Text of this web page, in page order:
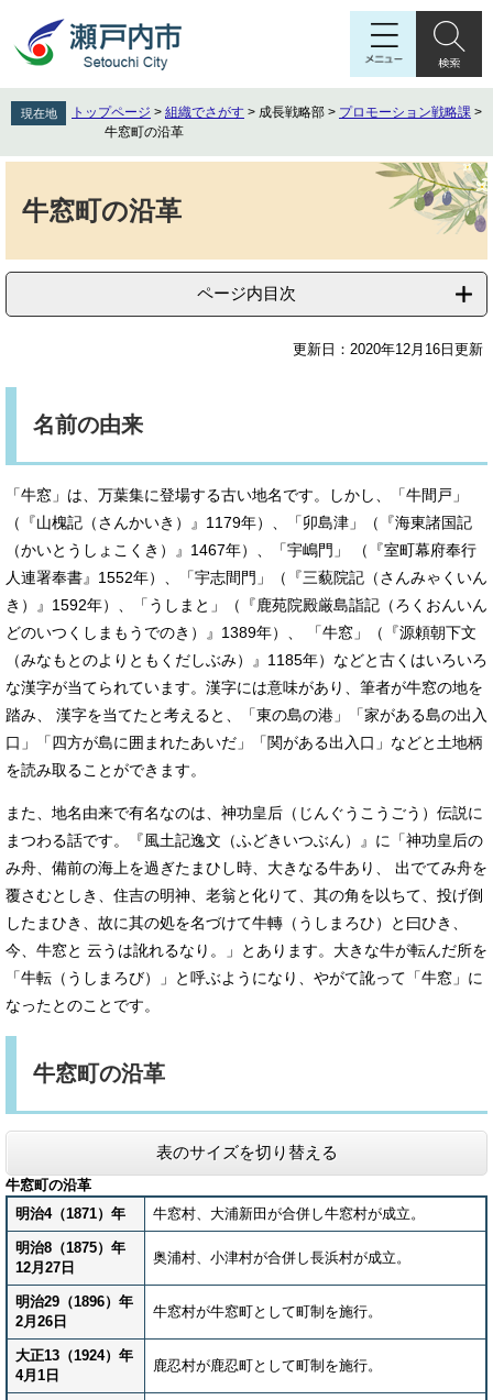
先
頭
を
飛
へ
現在地 トップページ > 組織でさがす > 成長戦略部 > プロモーション戦略課 >
牛窓町の沿革
牛窓町の沿革
ページ内目次
更新日：2020年12月16日更新
名前の由来
「牛窓」は、万葉集に登場する古い地名です。しかし、「牛間戸」
（『山槐記（さんかいき）』1179年）、「卯島津」（『海東諸国記
（かいとうしょこくき）』1467年）、「宇嶋門」 （『室町幕府奉行
人連署奉書』1552年）、「宇志間門」（『三藐院記（さんみゃくいん
き）』1592年）、「うしまと」（『鹿苑院殿厳島詣記（ろくおんいん
どのいつくしまもうでのき）』1389年）、 「牛窓」（『源頼朝下文
（みなもとのよりともくだしぶみ）』1185年）などと古くはいろいろ
な漢字が当てられています。漢字には意味があり、筆者が牛窓の地を
踏み、 漢字を当てたと考えると、「東の島の港」「家がある島の出入
口」「四方が島に囲まれたあいだ」「関がある出入口」などと土地柄
を読み取ることができます。
また、地名由来で有名なのは、神功皇后（じんぐうこうごう）伝説に
まつわる話です。『風土記逸文（ふどきいつぶん）』に「神功皇后の
み舟、備前の海上を過ぎたまひし時、大きなる牛あり、 出でてみ舟を
覆さむとしき、住吉の明神、老翁と化りて、其の角を以ちて、投げ倒
したまひき、故に其の処を名づけて牛轉（うしまろひ）と曰ひき、
今、牛窓と 云うは訛れるなり。」とあります。大きな牛が転んだ所を
「牛転（うしまろび）」と呼ぶようになり、やがて訛って「牛窓」に
なったとのことです。
牛窓町の沿革
表のサイズを切り替える
牛窓町の沿革
明治4（1871）年
牛窓村、大浦新田が合併し牛窓村が成立。
明治8（1875）年
12月27日
奥浦村、小津村が合併し長浜村が成立。
明治29（1896）年
2月26日
牛窓村が牛窓町として町制を施行。
大正13（1924）年
4月1日
鹿忍村が鹿忍町として町制を施行。